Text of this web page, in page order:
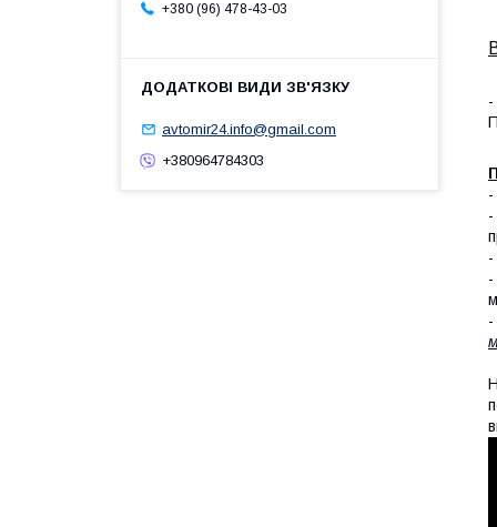
-
-
-
-
-
+380 (96) 478-43-03
avtomir24.info@gmail.com
+380964784303